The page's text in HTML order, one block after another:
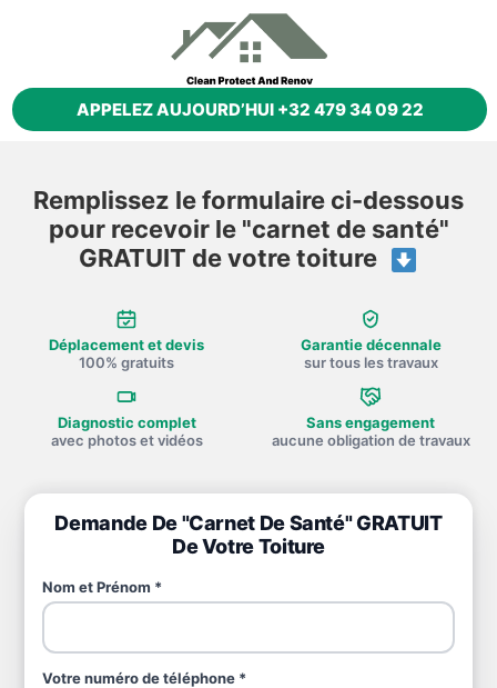
APPELEZ AUJOURD’HUI +32 479 34 09 22
Remplissez le formulaire ci-dessous
pour recevoir le "carnet de santé"
GRATUIT de votre toiture
Déplacement et devis
100% gratuits
Garantie décennale
sur tous les travaux
Diagnostic complet
avec photos et vidéos
Sans engagement
aucune obligation de travaux
Demande De "Carnet De Santé" GRATUIT
De Votre Toiture
Nom et Prénom *
Votre numéro de téléphone *